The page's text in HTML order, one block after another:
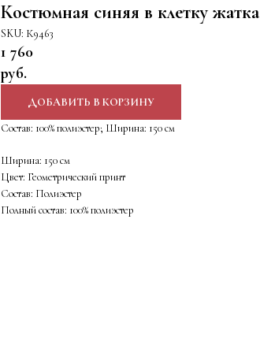
Костюмная синяя в клетку жатка
SKU: К9463
1 760
руб.
ДОБАВИТЬ В КОРЗИНУ
Состав: 100% полиэстер; Ширина: 150 см
Ширина: 150 см
Цвет: Геометрический принт
Состав: Полиэстер
Полный состав: 100% полиэстер